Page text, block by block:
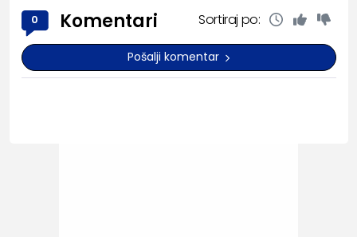
0 Komentari Sortiraj po:
Pošalji komentar